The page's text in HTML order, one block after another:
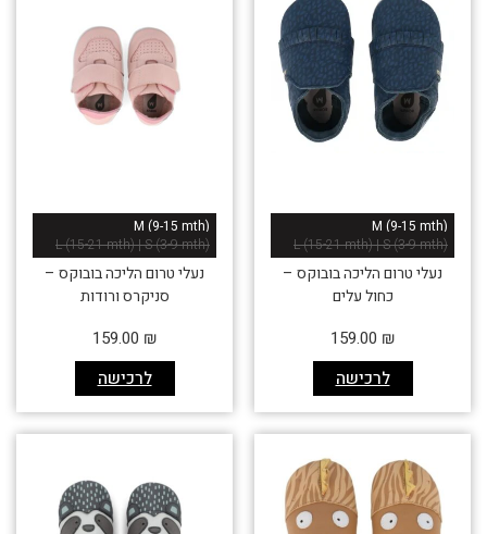
M (9-15 mth)
L (15-21 mth) | S (3-9 mth)
נעלי טרום הליכה בובוקס –
כחול עלים
לרכישה
159.00 ₪
M (9-15 mth)
L (15-21 mth) | S (3-9 mth)
נעלי טרום הליכה בובוקס –
סניקרס ורודות
לרכישה
159.00 ₪
אזל זמנית